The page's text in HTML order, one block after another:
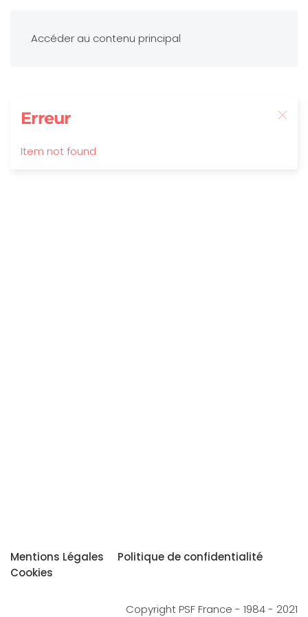
Accéder au contenu principal
Erreur
Item not found
Mentions Légales
Politique de confidentialité
Cookies
Copyright PSF France - 1984 - 2021